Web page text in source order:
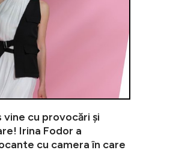
vine cu provocări și
Irina Fodor a
cu camera în care